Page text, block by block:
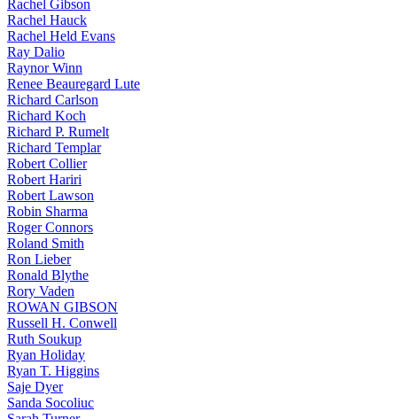
Rachel Gibson
Rachel Hauck
Rachel Held Evans
Ray Dalio
Raynor Winn
Renee Beauregard Lute
Richard Carlson
Richard Koch
Richard P. Rumelt
Richard Templar
Robert Collier
Robert Hariri
Robert Lawson
Robin Sharma
Roger Connors
Roland Smith
Ron Lieber
Ronald Blythe
Rory Vaden
ROWAN GIBSON
Russell H. Conwell
Ruth Soukup
Ryan Holiday
Ryan T. Higgins
Saje Dyer
Sanda Socoliuc